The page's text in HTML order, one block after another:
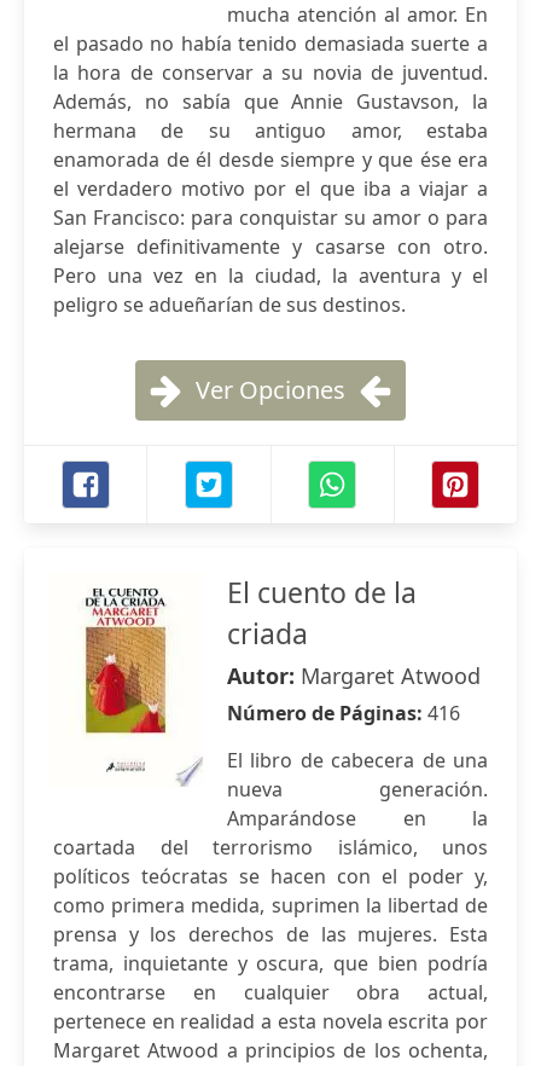
mucha atención al amor. En
el pasado no había tenido demasiada suerte a
la hora de conservar a su novia de juventud.
Además, no sabía que Annie Gustavson, la
hermana de su antiguo amor, estaba
enamorada de él desde siempre y que ése era
el verdadero motivo por el que iba a viajar a
San Francisco: para conquistar su amor o para
alejarse definitivamente y casarse con otro.
Pero una vez en la ciudad, la aventura y el
peligro se adueñarían de sus destinos.
Ver Opciones
El cuento de la
criada
Autor: Margaret Atwood
Número de Páginas: 416
El libro de cabecera de una
nueva generación.
Amparándose en la
coartada del terrorismo islámico, unos
políticos teócratas se hacen con el poder y,
como primera medida, suprimen la libertad de
prensa y los derechos de las mujeres. Esta
trama, inquietante y oscura, que bien podría
encontrarse en cualquier obra actual,
pertenece en realidad a esta novela escrita por
Margaret Atwood a principios de los ochenta,